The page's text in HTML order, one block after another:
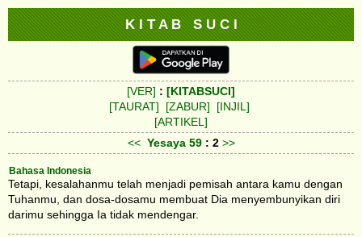
K I T A B S U C I
[VER] : [KITABSUCI]
[TAURAT]
[ZABUR]
[INJIL]
[ARTIKEL]
<< Yesaya 59 : 2 >>
Bahasa Indonesia
Tetapi, kesalahanmu telah menjadi pemisah antara kamu dengan
Tuhanmu, dan dosa-dosamu membuat Dia menyembunyikan diri
darimu sehingga Ia tidak mendengar.